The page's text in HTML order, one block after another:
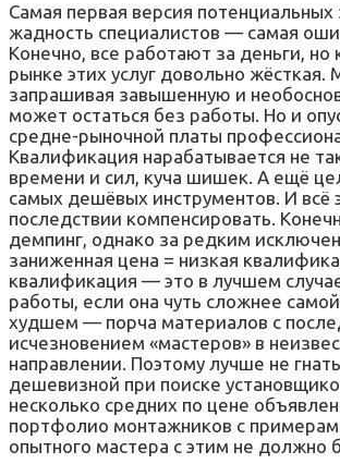
Самая первая версия
жадность специалистов — самая
Конечно, все работают за деньги, но
рынке этих услуг довольно жёсткая.
запрашивая завышенную и
может остаться без работы. Но и
средне-рыночной платы
Квалификация нарабатывается не
времени и сил, куча шишек. А ещё
самых дешёвых инструментов. И всё
последствии компенсировать.
демпинг, однако за редким
заниженная цена = низкая
квалификация — это в лучшем
работы, если она чуть сложнее
худшем — порча материалов с
исчезновением «мастеров» в
направлении. Поэтому лучше не
дешевизной при поиске
несколько средних по цене
портфолио монтажников с
опытного мастера с этим не должно